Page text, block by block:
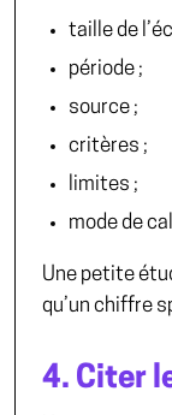
taille de
période ;
source ;
critères ;
limites ;
mode de
Une petite
qu’un chiffre
4. Citer